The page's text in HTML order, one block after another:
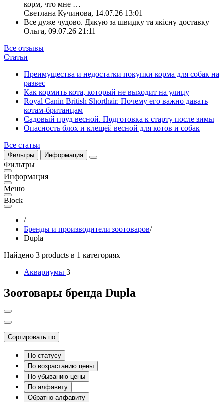
корм, что мне …
Светлана Кучинова, 14.07.26 13:01
Все дуже чудово. Дякую за швидку та якісну доставку
Ольга, 09.07.26 21:11
Все отзывы
Статьи
Преимущества и недостатки покупки корма для собак на
развес
Как кормить кота, который не выходит на улицу
Royal Canin British Shorthair. Почему его важно давать
котам-британцам
Садовый пруд весной. Подготовка к старту после зимы
Опасность блох и клещей весной для котов и собак
Все статьи
Фильтры Информация
Фильтры
Информация
Меню
Block
/
Бренды и производители зоотоваров/
Dupla
Найдено 3 products в 1 категориях
Аквариумы 3
Зоотовары бренда Dupla
Сортировать по
По статусу
По возрастанию цены
По убыванию цены
По алфавиту
Обратно алфавиту